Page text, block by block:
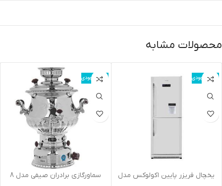
محصولات مشابه
اتمام موجودی
يخچال فريزر پايين اکولوکس مدل
اتمام موجودی
سماورگازي برادران صيفي مدل 8